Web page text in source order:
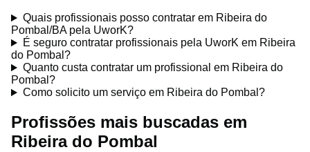
Quais profissionais posso contratar em Ribeira do
Pombal/BA pela UworK?
É seguro contratar profissionais pela UworK em Ribeira
do Pombal?
Quanto custa contratar um profissional em Ribeira do
Pombal?
Como solicito um serviço em Ribeira do Pombal?
Profissões mais buscadas em
Ribeira do Pombal